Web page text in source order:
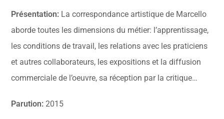
Présentation: La correspondance artistique de Marcello
aborde toutes les dimensions du métier: l’apprentissage,
les conditions de travail, les relations avec les praticiens
et autres collaborateurs, les expositions et la diffusion
commerciale de l’oeuvre, sa réception par la critique…
Parution: 2015